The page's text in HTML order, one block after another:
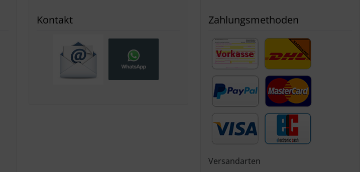
Kontakt Zahlungsmethoden
Versandarten